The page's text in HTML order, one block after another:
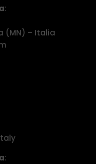
:
(MN) – Italia
: